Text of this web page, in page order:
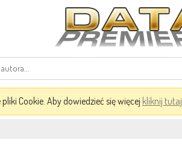
Cookie. Aby dowiedzieć się więcej kliknij tutaj